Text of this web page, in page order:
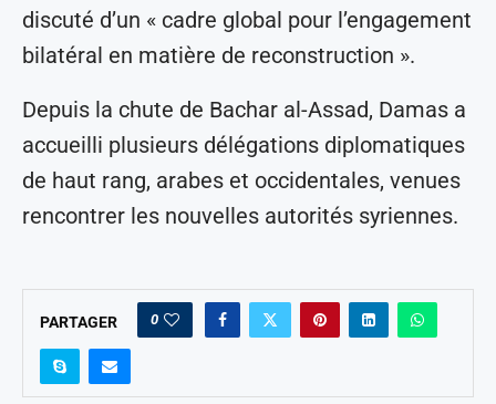
discuté d’un « cadre global pour l’engagement
bilatéral en matière de reconstruction ».
Depuis la chute de Bachar al-Assad, Damas a
accueilli plusieurs délégations diplomatiques
de haut rang, arabes et occidentales, venues
rencontrer les nouvelles autorités syriennes.
PARTAGER 0